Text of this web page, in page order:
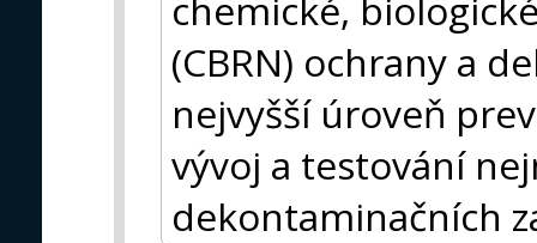
(CBRN) ochrany a
nejvyšší úroveň
vývoj a testování
dekontaminačních